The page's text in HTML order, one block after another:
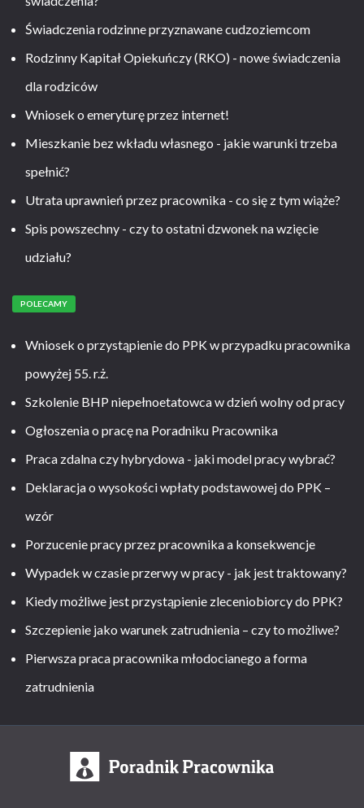
Świadczenia rodzinne przyznawane cudzoziemcom
Rodzinny Kapitał Opiekuńczy (RKO) - nowe świadczenia
dla rodziców
Wniosek o emeryturę przez internet!
Mieszkanie bez wkładu własnego - jakie warunki trzeba
spełnić?
Utrata uprawnień przez pracownika - co się z tym wiąże?
Spis powszechny - czy to ostatni dzwonek na wzięcie
udziału?
POLECAMY
Wniosek o przystąpienie do PPK w przypadku pracownika
powyżej 55. r.ż.
Szkolenie BHP niepełnoetatowca w dzień wolny od pracy
Ogłoszenia o pracę na Poradniku Pracownika
Praca zdalna czy hybrydowa - jaki model pracy wybrać?
Deklaracja o wysokości wpłaty podstawowej do PPK –
wzór
Porzucenie pracy przez pracownika a konsekwencje
Wypadek w czasie przerwy w pracy - jak jest traktowany?
Kiedy możliwe jest przystąpienie zleceniobiorcy do PPK?
Szczepienie jako warunek zatrudnienia – czy to możliwe?
Pierwsza praca pracownika młodocianego a forma
zatrudnienia